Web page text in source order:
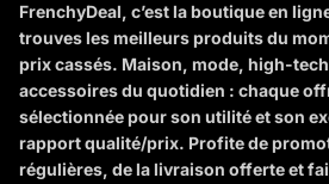
FrenchyDeal, c’est la boutique en
trouves les meilleurs produits du
prix cassés. Maison, mode, high-
accessoires du quotidien : chaque
sélectionnée pour son utilité et son
rapport qualité/prix. Profite de
régulières, de la livraison offerte et